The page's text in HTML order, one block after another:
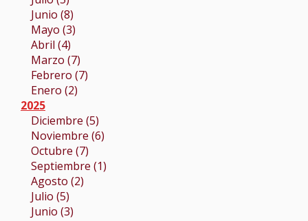
Junio (8)
Mayo (3)
Abril (4)
Marzo (7)
Febrero (7)
Enero (2)
2025
Diciembre (5)
Noviembre (6)
Octubre (7)
Septiembre (1)
Agosto (2)
Julio (5)
Junio (3)